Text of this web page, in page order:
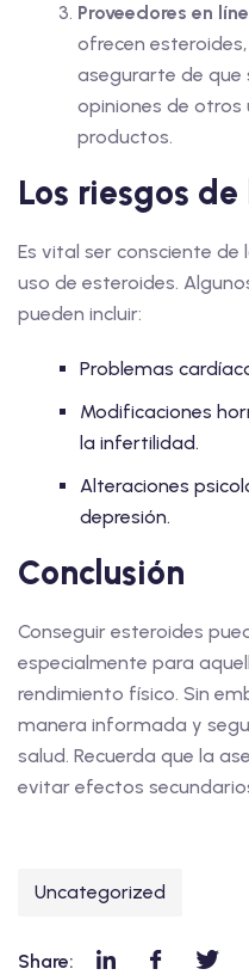
Proveedores en
ofrecen
asegurarte de que
opiniones de otros
productos.
Los riesgos
Es vital ser consciente de
uso de esteroides.
pueden incluir:
Problemas
Modificaciones
la infertilidad.
Alteraciones
depresión.
Conclusión
Conseguir esteroides
especialmente para
rendimiento físico. Sin
manera informada y
salud. Recuerda que la
evitar efectos
Uncategorized
Share: